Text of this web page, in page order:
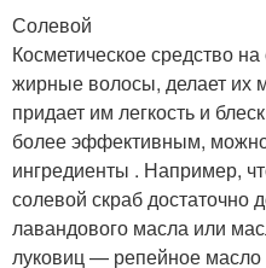
Солевой
Косметическое средство
жирные волосы, делает их
придает им легкость и
более эффективным,
ингредиенты . Например,
солевой скраб достаточно
лавандового масла или
луковиц — репейное масло